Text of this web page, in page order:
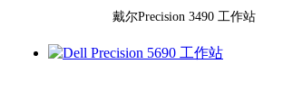
戴尔Precision 3490 工作站